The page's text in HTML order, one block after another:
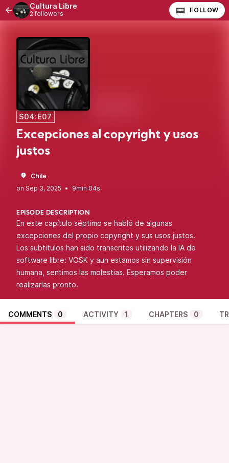
Cultura Libre
2 followers FOLLOW
S04:E07
Excepciones al copyright y usos
justos
Chile
•
9min 04s
EPISODE DESCRIPTION
En este capítulo séptimo se habló de algunas
excepciones del propio copyright y sus usos justos.
Los subtitulos han sido transcritos utilizando la IA de
software libre: VOSK y aun estamos sin supervisión
humana, sentimos las molestias. Esperamos poder
realizarlas pronto.
COMMENTS 0 ACTIVITY 1 CHAPTERS 0